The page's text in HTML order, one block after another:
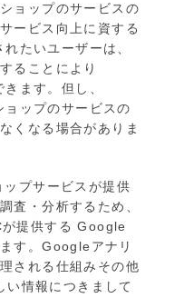
ョップのサービスの
ービス向上に資する
たいユーザーは、
ることにより
ます。但し、
ップのサービスの
くなる場合がありま
ップサービスが提供
査・分析するため、
提供する Google
す。Googleアナリ
される仕組みその他
情報につきまして